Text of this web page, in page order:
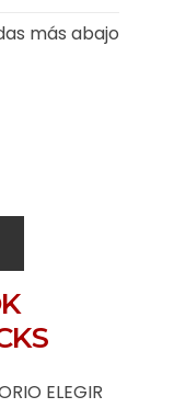
más abajo
ELEGIR